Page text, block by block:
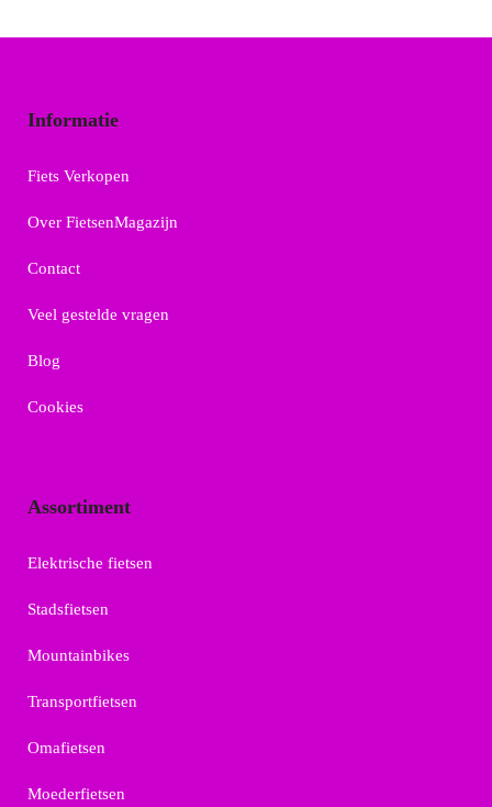
Informatie
Fiets Verkopen
Over FietsenMagazijn
Contact
Veel gestelde vragen
Blog
Cookies
Assortiment
Elektrische fietsen
Stadsfietsen
Mountainbikes
Transportfietsen
Omafietsen
Moederfietsen